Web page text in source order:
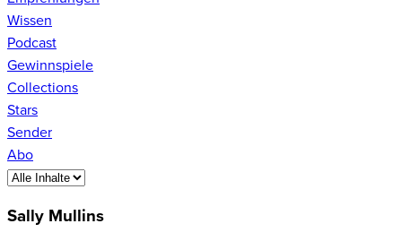
Wissen
Podcast
Gewinnspiele
Collections
Stars
Sender
Abo
Sally Mullins